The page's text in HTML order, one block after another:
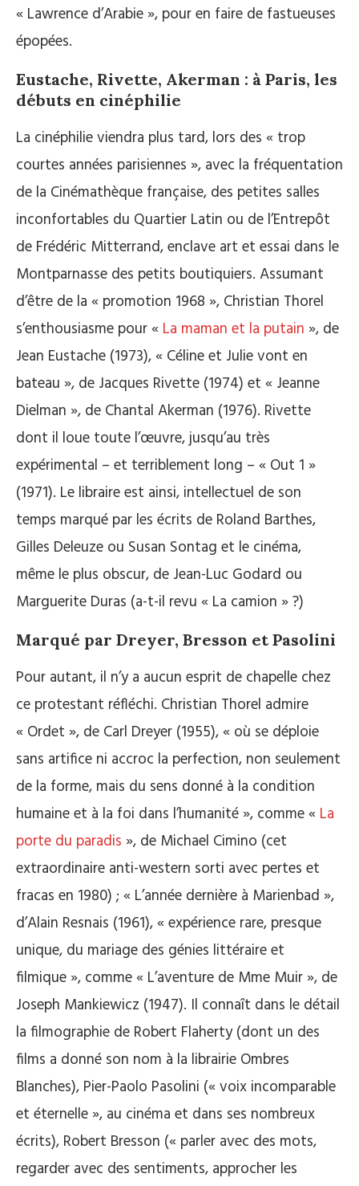
« Lawrence d’Arabie », pour en faire de fastueuses
épopées.
Eustache, Rivette, Akerman : à Paris, les
débuts en cinéphilie
La cinéphilie viendra plus tard, lors des « trop
courtes années parisiennes », avec la fréquentation
de la Cinémathèque française, des petites salles
inconfortables du Quartier Latin ou de l’Entrepôt
de Frédéric Mitterrand, enclave art et essai dans le
Montparnasse des petits boutiquiers. Assumant
d’être de la « promotion 1968 », Christian Thorel
s’enthousiasme pour « La maman et la putain », de
Jean Eustache (1973), « Céline et Julie vont en
bateau », de Jacques Rivette (1974) et « Jeanne
Dielman », de Chantal Akerman (1976). Rivette
dont il loue toute l’œuvre, jusqu’au très
expérimental – et terriblement long – « Out 1 »
(1971). Le libraire est ainsi, intellectuel de son
temps marqué par les écrits de Roland Barthes,
Gilles Deleuze ou Susan Sontag et le cinéma,
même le plus obscur, de Jean-Luc Godard ou
Marguerite Duras (a-t-il revu « La camion » ?)
Marqué par Dreyer, Bresson et Pasolini
Pour autant, il n’y a aucun esprit de chapelle chez
ce protestant réfléchi. Christian Thorel admire
« Ordet », de Carl Dreyer (1955), « où se déploie
sans artifice ni accroc la perfection, non seulement
de la forme, mais du sens donné à la condition
humaine et à la foi dans l’humanité », comme « La
porte du paradis », de Michael Cimino (cet
extraordinaire anti-western sorti avec pertes et
fracas en 1980) ; « L’année dernière à Marienbad »,
d’Alain Resnais (1961), « expérience rare, presque
unique, du mariage des génies littéraire et
filmique », comme « L’aventure de Mme Muir », de
Joseph Mankiewicz (1947). Il connaît dans le détail
la filmographie de Robert Flaherty (dont un des
films a donné son nom à la librairie Ombres
Blanches), Pier-Paolo Pasolini (« voix incomparable
et éternelle », au cinéma et dans ses nombreux
écrits), Robert Bresson (« parler avec des mots,
regarder avec des sentiments, approcher les